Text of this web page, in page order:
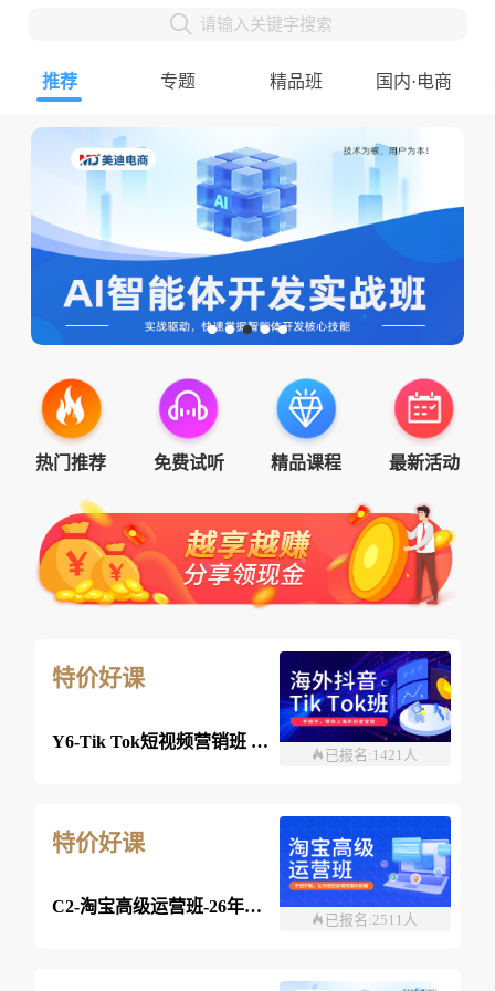
请输入关键字搜索
推荐 专题 精品班 国内·电商
热门推荐 免费试听 精品课程 最新活动
特价好课
Y6-Tik Tok短视频营销班 2026年8月03日 （线上）
已报名:1421人
特价好课
C2-淘宝高级运营班-26年8月03日（双师）
已报名:2511人